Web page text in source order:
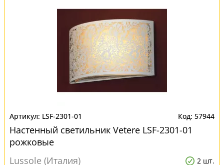
LSF-2301-01 57944
Настенный светильник Vetere LSF-2301-01
рожковые
Lussole (Италия)
2 шт.